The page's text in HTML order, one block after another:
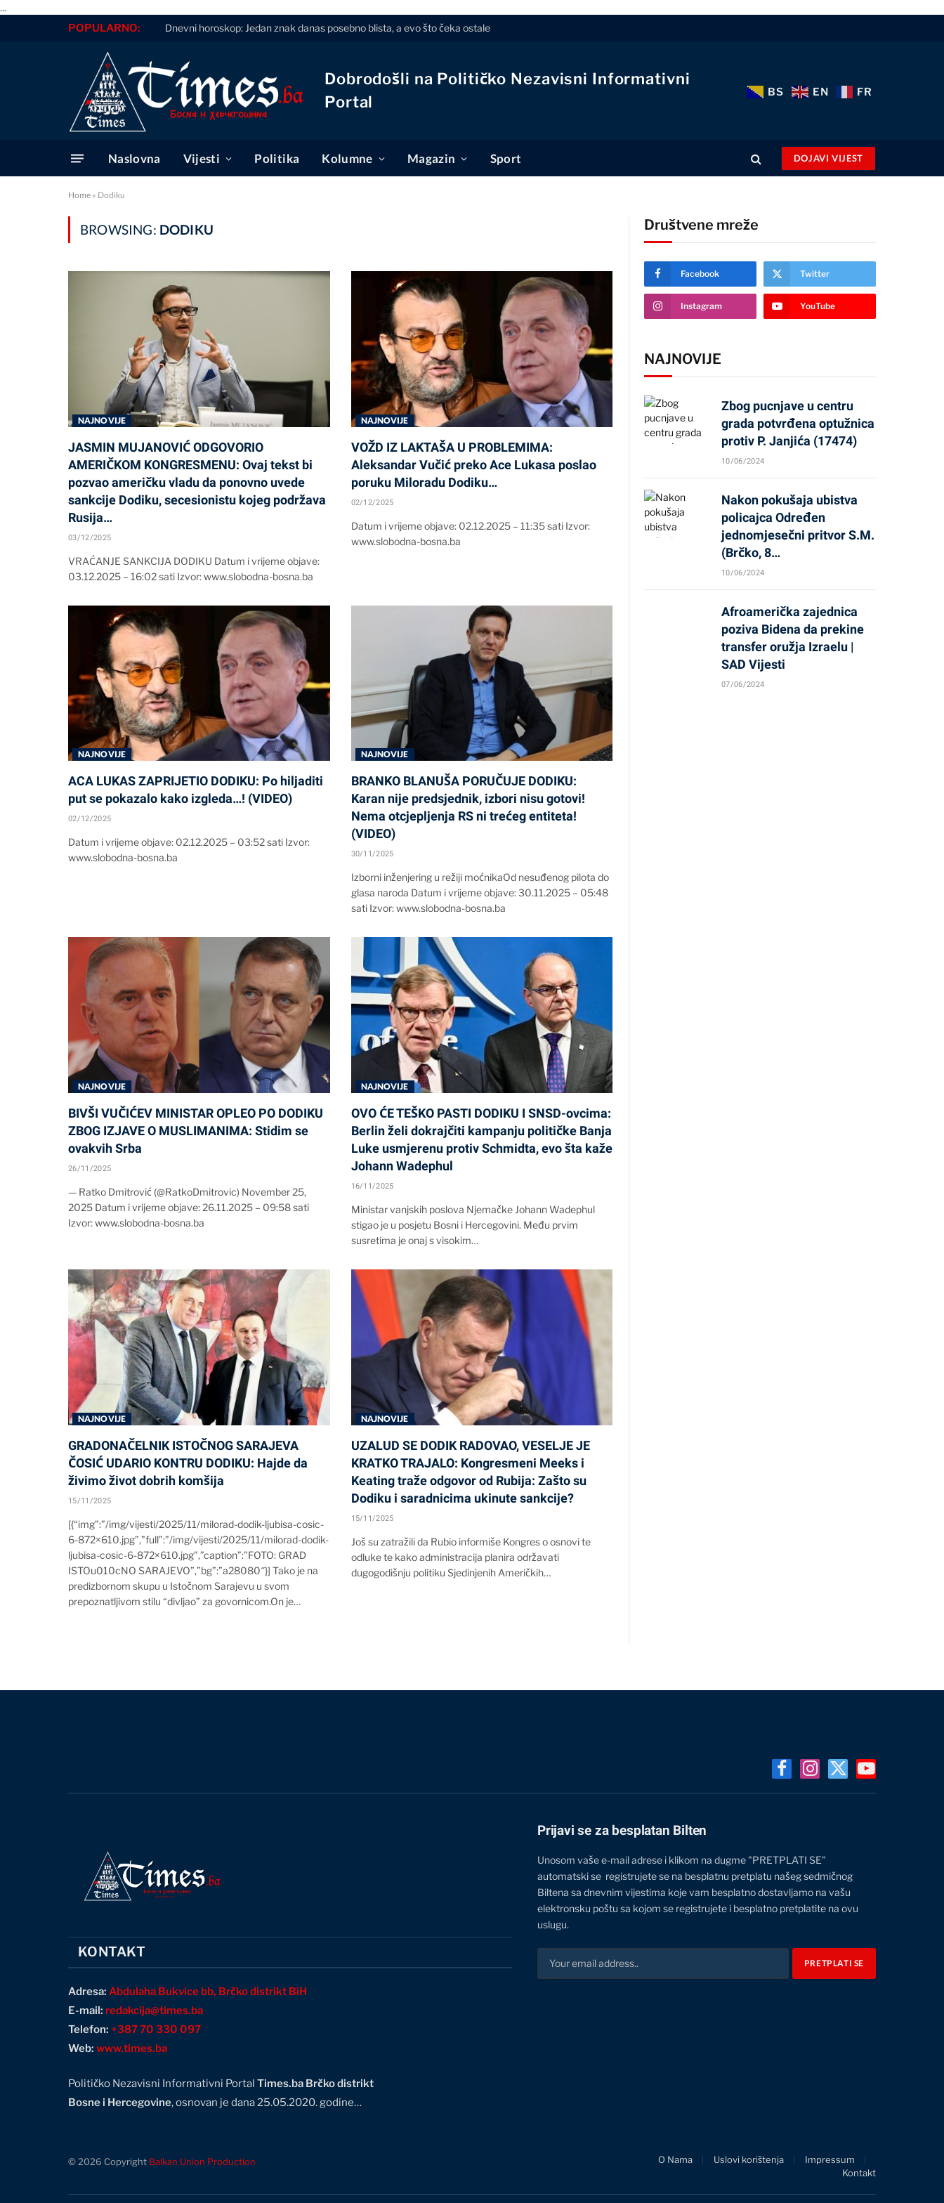
...
POPULARNO: Dnevni horoskop: Jedan znak danas posebno blista, a evo što čeka ostale
Dobrodošli na Političko Nezavisni Informativni
Portal
BS EN FR
Naslovna Vijesti Politika Kolumne Magazin Sport DOJAVI VIJEST
Home » Dodiku
BROWSING: DODIKU
NAJNOVIJE
JASMIN MUJANOVIĆ ODGOVORIO
AMERIČKOM KONGRESMENU: Ovaj tekst bi
pozvao američku vladu da ponovno uvede
sankcije Dodiku, secesionistu kojeg podržava
Rusija…
03/12/2025
VRAĆANJE SANKCIJA DODIKU Datum i vrijeme objave:
03.12.2025 – 16:02 sati Izvor: www.slobodna-bosna.ba
NAJNOVIJE
VOŽD IZ LAKTAŠA U PROBLEMIMA:
Aleksandar Vučić preko Ace Lukasa poslao
poruku Miloradu Dodiku…
02/12/2025
Datum i vrijeme objave: 02.12.2025 – 11:35 sati Izvor:
www.slobodna-bosna.ba
NAJNOVIJE
ACA LUKAS ZAPRIJETIO DODIKU: Po hiljaditi
put se pokazalo kako izgleda…! (VIDEO)
02/12/2025
Datum i vrijeme objave: 02.12.2025 – 03:52 sati Izvor:
www.slobodna-bosna.ba
NAJNOVIJE
BRANKO BLANUŠA PORUČUJE DODIKU:
Karan nije predsjednik, izbori nisu gotovi!
Nema otcjepljenja RS ni trećeg entiteta!
(VIDEO)
30/11/2025
Izborni inženjering u režiji moćnikaOd nesuđenog pilota do
glasa naroda Datum i vrijeme objave: 30.11.2025 – 05:48
sati Izvor: www.slobodna-bosna.ba
NAJNOVIJE
BIVŠI VUČIĆEV MINISTAR OPLEO PO DODIKU
ZBOG IZJAVE O MUSLIMANIMA: Stidim se
ovakvih Srba
26/11/2025
— Ratko Dmitrović (@RatkoDmitrovic) November 25,
2025 Datum i vrijeme objave: 26.11.2025 – 09:58 sati
Izvor: www.slobodna-bosna.ba
NAJNOVIJE
OVO ĆE TEŠKO PASTI DODIKU I SNSD-ovcima:
Berlin želi dokrajčiti kampanju političke Banja
Luke usmjerenu protiv Schmidta, evo šta kaže
Johann Wadephul
16/11/2025
Ministar vanjskih poslova Njemačke Johann Wadephul
stigao je u posjetu Bosni i Hercegovini. Među prvim
susretima je onaj s visokim…
NAJNOVIJE
GRADONAČELNIK ISTOČNOG SARAJEVA
ČOSIĆ UDARIO KONTRU DODIKU: Hajde da
živimo život dobrih komšija
15/11/2025
[{“img”:”/img/vijesti/2025/11/milorad-dodik-ljubisa-cosic-
6-872×610.jpg”,”full”:”/img/vijesti/2025/11/milorad-dodik-
ljubisa-cosic-6-872×610.jpg”,”caption”:”FOTO: GRAD
ISTOu010cNO SARAJEVO”,”bg”:”a28080″}] Tako je na
predizbornom skupu u Istočnom Sarajevu u svom
prepoznatljivom stilu “divljao” za govornicom.On je…
NAJNOVIJE
UZALUD SE DODIK RADOVAO, VESELJE JE
KRATKO TRAJALO: Kongresmeni Meeks i
Keating traže odgovor od Rubija: Zašto su
Dodiku i saradnicima ukinute sankcije?
15/11/2025
Još su zatražili da Rubio informiše Kongres o osnovi te
odluke te kako administracija planira održavati
dugogodišnju politiku Sjedinjenih Američkih…
Društvene mreže
Facebook Twitter
Instagram YouTube
NAJNOVIJE
Zbog pucnjave u centru
grada potvrđena optužnica
protiv P. Janjića (17474)
10/06/2024
Nakon pokušaja ubistva
policajca Određen
jednomjesečni pritvor S.M.
(Brčko, 8…
10/06/2024
Afroamerička zajednica
poziva Bidena da prekine
transfer oružja Izraelu |
SAD Vijesti
07/06/2024
FacebookInstagram
X
YouTube
KONTAKT
Adresa: Abdulaha Bukvice bb, Brčko distrikt BiH
E-mail: redakcija@times.ba
Telefon: +387 70 330 097
Web: www.times.ba
Političko Nezavisni Informativni Portal Times.ba Brčko distrikt
Bosne i Hercegovine, osnovan je dana 25.05.2020. godine…
Prijavi se za besplatan Bilten
Unosom vaše e-mail adrese i klikom na dugme "PRETPLATI SE"
automatski se registrujete se na besplatnu pretplatu našeg sedmičnog
Biltena sa dnevnim vijestima koje vam besplatno dostavljamo na vašu
elektronsku poštu sa kojom se registrujete i besplatno pretplatite na ovu
uslugu.
© 2026 Copyright Balkan Union Production O Nama Uslovi korištenja
Impressum
Kontakt